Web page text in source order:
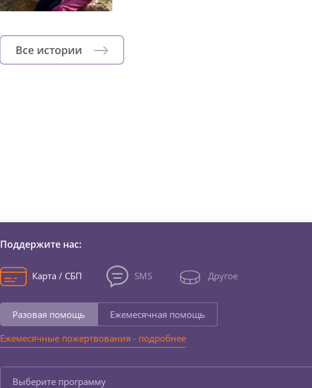
Все истории
Поддержите нас:
Карта / СБП SMS Другое
Разовая помощь
Ежемесячная помощь
Ежемесячные пожертвования - подробнее
Выберите программу